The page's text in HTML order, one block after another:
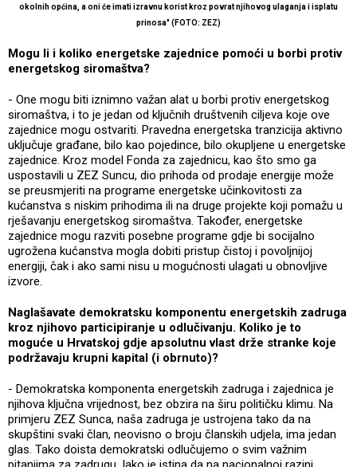
okolnih općina, a oni će imati izravnu korist kroz povrat njihovog ulaganja i isplatu
prinosa" (FOTO: ZEZ)
Mogu li i koliko energetske zajednice pomoći u borbi protiv
energetskog siromaštva?
- One mogu biti iznimno važan alat u borbi protiv energetskog
siromaštva, i to je jedan od ključnih društvenih ciljeva koje ove
zajednice mogu ostvariti. Pravedna energetska tranzicija aktivno
uključuje građane, bilo kao pojedince, bilo okupljene u energetske
zajednice. Kroz model Fonda za zajednicu, kao što smo ga
uspostavili u ZEZ Suncu, dio prihoda od prodaje energije može
se preusmjeriti na programe energetske učinkovitosti za
kućanstva s niskim prihodima ili na druge projekte koji pomažu u
rješavanju energetskog siromaštva. Također, energetske
zajednice mogu razviti posebne programe gdje bi socijalno
ugrožena kućanstva mogla dobiti pristup čistoj i povoljnijoj
energiji, čak i ako sami nisu u mogućnosti ulagati u obnovljive
izvore.
Naglašavate demokratsku komponentu energetskih zadruga
kroz njihovo participiranje u odlučivanju. Koliko je to
moguće u Hrvatskoj gdje apsolutnu vlast drže stranke koje
podržavaju krupni kapital (i obrnuto)?
- Demokratska komponenta energetskih zadruga i zajednica je
njihova ključna vrijednost, bez obzira na širu političku klimu. Na
primjeru ZEZ Sunca, naša zadruga je ustrojena tako da na
skupštini svaki član, neovisno o broju članskih udjela, ima jedan
glas. Tako doista demokratski odlučujemo o svim važnim